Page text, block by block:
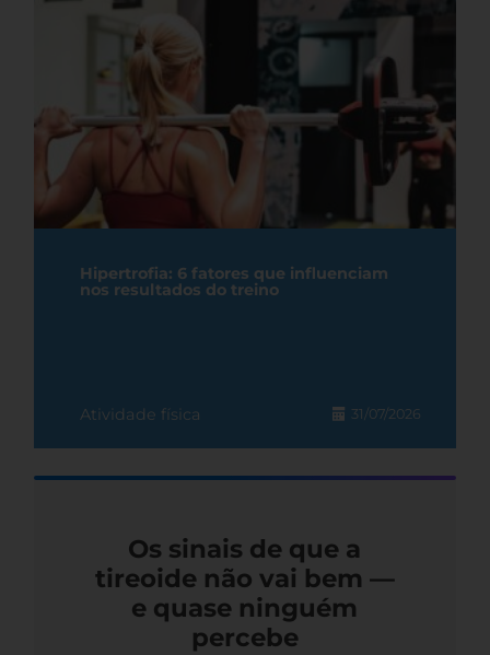
Hipertrofia: 6 fatores que influenciam
nos resultados do treino
Atividade física 31/07/2026
Os sinais de que a
tireoide não vai bem —
e quase ninguém
percebe